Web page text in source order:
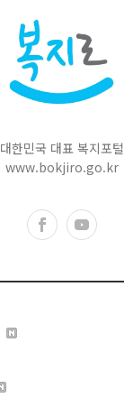
대한민국 대표 복지포털
www.bokjiro.go.kr